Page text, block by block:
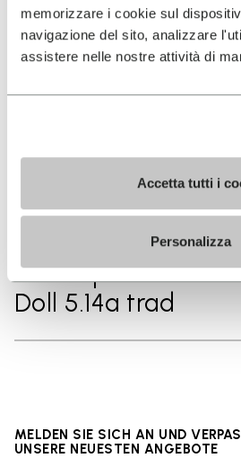
memorizzare i cookie sul
navigazione del sito, analizzare
assistere nelle nostre attività di
Accetta tutti i
Personalizza
Cap in a day
First Ascent of
in Life are Free
First rope solo
Doll 5.14a trad
MELDEN SIE SICH AN UND
UNSERE NEUESTEN ANGEBOTE